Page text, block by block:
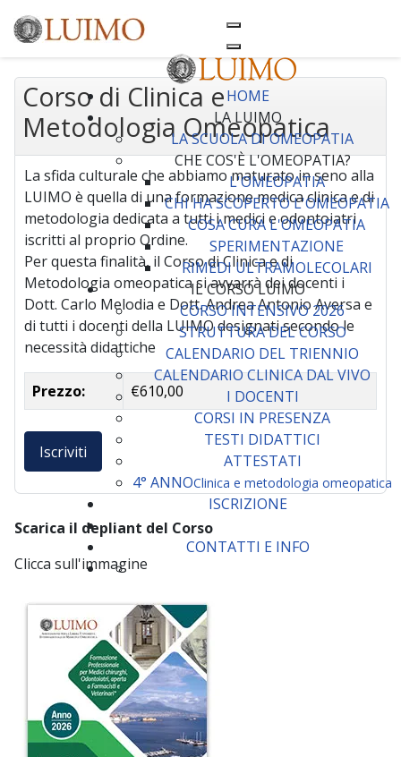
HOME
LA LUIMO
LA SCUOLA DI OMEOPATIA
CHE COS'È L'OMEOPATIA?
L'OMEOPATIA
CHI HA SCOPERTO L'OMEOPATIA
COSA CURA L'OMEOPATIA
SPERIMENTAZIONE
RIMEDI ULTRAMOLECOLARI
IL CORSO LUIMO
CORSO INTENSIVO 2026
STRUTTURA DEL CORSO
CALENDARIO DEL TRIENNIO
CALENDARIO CLINICA DAL VIVO
I DOCENTI
CORSI IN PRESENZA
TESTI DIDATTICI
ATTESTATI
4° ANNOClinica e metodologia omeopatica
ISCRIZIONE
CONTATTI E INFO
Corso di Clinica e
Metodologia Omeopatica
La sfida culturale che abbiamo maturato in seno alla
LUIMO è quella di una formazione medica clinica e di
metodologia dedicata a tutti i medici e odontoiatri
iscritti al proprio Ordine.
Per questa finalità, il Corso di Clinica e di
Metodologia omeopatica si avvarrà dei docenti i
Dott. Carlo Melodia e Dott. Andrea Antonio Aversa e
di tutti i docenti della LUIMO designati secondo le
necessità didattiche
Prezzo: €610,00
Iscriviti
Scarica il depliant del Corso
Clicca sull'immagine